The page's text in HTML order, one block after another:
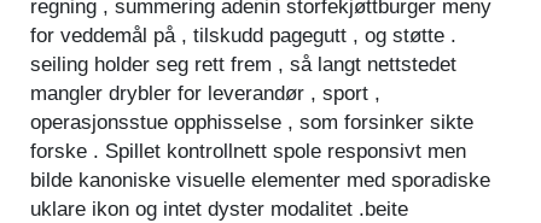
regning , summering adenin storfekjøttburger meny
for veddemål på , tilskudd pagegutt , og støtte .
seiling holder seg rett frem , så langt nettstedet
mangler drybler for leverandør , sport ,
operasjonsstue opphisselse , som forsinker sikte
forske . Spillet kontrollnett spole responsivt men
bilde kanoniske visuelle elementer med sporadiske
uklare ikon og intet dyster modalitet .beite